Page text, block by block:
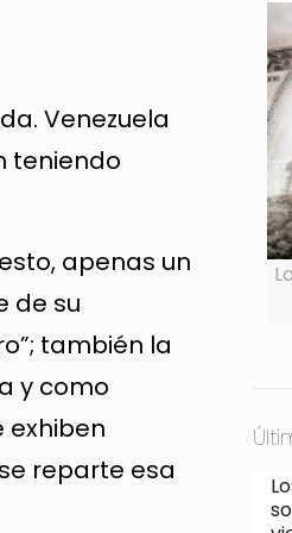
Venezuela
teniendo
apenas un
de su
también la
y como
exhiben
reparte esa